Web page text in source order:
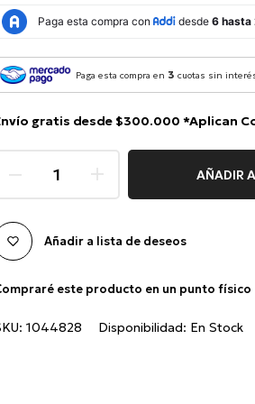
Paga esta compra en 3 cuotas sin
gratis desde $300.000 *Aplican
AÑADIR
Añadir a lista de deseos
este producto en un punto físico
1044828 Disponibilidad: En Stock